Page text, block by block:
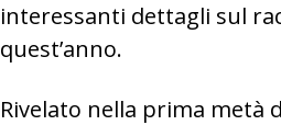
interessanti dettagli sul
quest’anno.
Rivelato nella prima metà